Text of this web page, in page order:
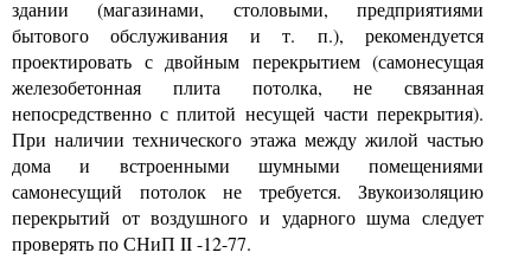
здании (магазинами, столовыми, предприятиями
бытового обслуживания и т. п.), рекомендуется
проектировать с двойным перекрытием (самонесущая
железобетонная плита потолка, не связанная
непосредственно с плитой несущей части перекрытия).
При наличии технического этажа между жилой частью
дома и встроенными шумными помещениями
самонесущий потолок не требуется. Звукоизоляцию
перекрытий от воздушного и ударного шума следует
проверять по СНиП II-12-77.